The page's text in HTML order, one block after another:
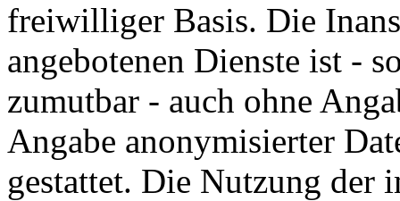
freiwilliger Basis. Die
angebotenen Dienste ist -
zumutbar - auch ohne
Angabe anonymisierter
gestattet. Die Nutzung der